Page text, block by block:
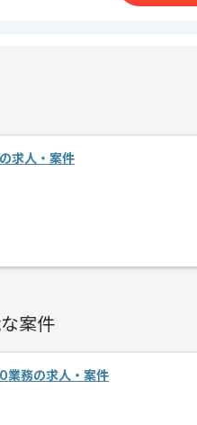
ックでの実績がある企業の案件で
アップされたい方、長期的に参
または遠方からリモートにてご
求人・案件
案件
業務の求人・案件